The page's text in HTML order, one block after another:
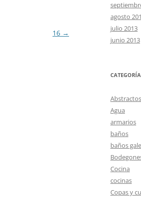
16 →
agosto
julio 2013
junio 2013
Abstractos
Agua
armarios
baños
baños
Cocina
cocinas
Copas y